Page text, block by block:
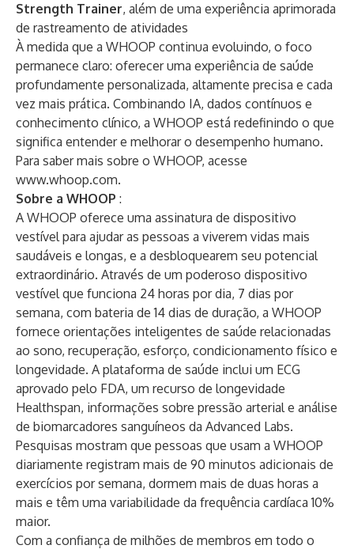
Strength Trainer, além de uma experiência aprimorada
de rastreamento de atividades
À medida que a WHOOP continua evoluindo, o foco
permanece claro: oferecer uma experiência de saúde
profundamente personalizada, altamente precisa e cada
vez mais prática. Combinando IA, dados contínuos e
conhecimento clínico, a WHOOP está redefinindo o que
significa entender e melhorar o desempenho humano.
Para saber mais sobre o WHOOP, acesse
www.whoop.com.
Sobre a WHOOP :
A WHOOP oferece uma assinatura de dispositivo
vestível para ajudar as pessoas a viverem vidas mais
saudáveis ​​e longas, e a desbloquearem seu potencial
extraordinário. Através de um poderoso dispositivo
vestível que funciona 24 horas por dia, 7 dias por
semana, com bateria de 14 dias de duração, a WHOOP
fornece orientações inteligentes de saúde relacionadas
ao sono, recuperação, esforço, condicionamento físico e
longevidade. A plataforma de saúde inclui um ECG
aprovado pelo FDA, um recurso de longevidade
Healthspan, informações sobre pressão arterial e análise
de biomarcadores sanguíneos da Advanced Labs.
Pesquisas mostram que pessoas que usam a WHOOP
diariamente registram mais de 90 minutos adicionais de
exercícios por semana, dormem mais de duas horas a
mais e têm uma variabilidade da frequência cardíaca 10%
maior.
Com a confiança de milhões de membros em todo o